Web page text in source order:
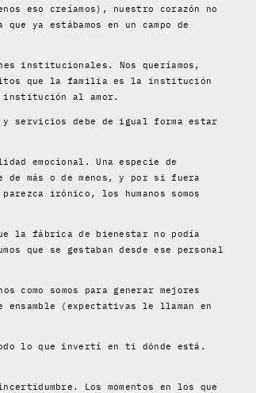
eso creíamos), nuestro corazón no
ya estábamos en un campo de
institucionales. Nos queríamos,
que la familia es la institución
institución al amor.
servicios debe de igual forma estar
emocional. Una especie de
de más o de menos, y por si fuera
irónico, los humanos somos
la fábrica de bienestar no podía
que se gestaban desde ese personal
somos para generar mejores
(expectativas le llaman en
lo que invertí en ti dónde está.
Los momentos en los que